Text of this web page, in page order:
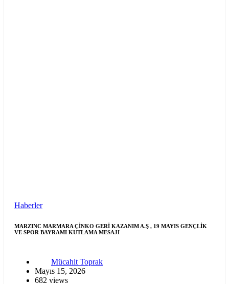
Haberler
MARZINC MARMARA ÇİNKO GERİ KAZANIM A.Ş , 19 MAYIS GENÇLİK
VE SPOR BAYRAMI KUTLAMA MESAJI
Mücahit Toprak
Mayıs 15, 2026
682 views